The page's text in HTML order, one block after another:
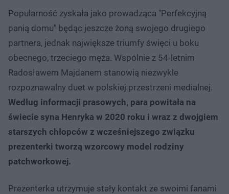
Popularność zyskała jako prowadząca "Perfekcyjną
panią domu" będąc jeszcze żoną swojego drugiego
partnera, jednak największe triumfy święci u boku
obecnego, trzeciego męża. Wspólnie z 54-letnim
Radosławem Majdanem stanowią niezwykle
rozpoznawalny duet w polskiej przestrzeni medialnej.
Według informacji prasowych, para powitała na
świecie syna Henryka w 2020 roku i wraz z dwojgiem
starszych chłopców z wcześniejszego związku
prezenterki tworzą wzorcowy model rodziny
patchworkowej.
Prezenterka utrzymuje stały kontakt ze swoimi fanami